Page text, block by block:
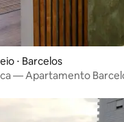
⋅ Barcelos
— Apartamento